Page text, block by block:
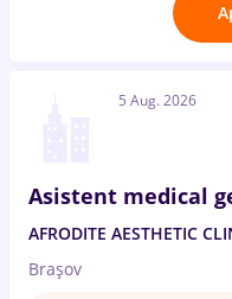
5 Aug. 2026
Asistent medical
AFRODITE AESTHETIC
Brașov